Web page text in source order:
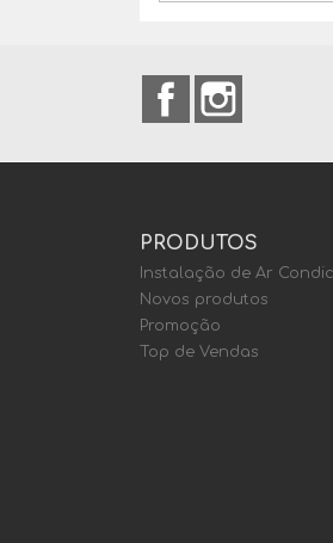
Facebook
PRODUTOS
Instalação de Ar
Novos produtos
Promoção
Top de Vendas